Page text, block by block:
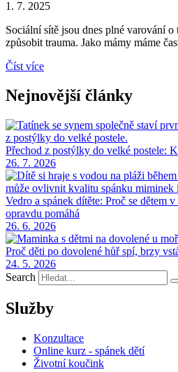
1. 7. 2025
Sociální sítě jsou dnes plné varování
způsobit trauma. Jako mámy máme
Číst více
Nejnovější články
Přechod z postýlky do velké postele:
26. 7. 2026
Vedro a spánek dítěte: Proč se dětem
opravdu pomáhá
26. 6. 2026
Proč děti po dovolené hůř spí, brzy
24. 5. 2026
Search
Služby
Konzultace
Online kurz - spánek dětí
Životní koučink